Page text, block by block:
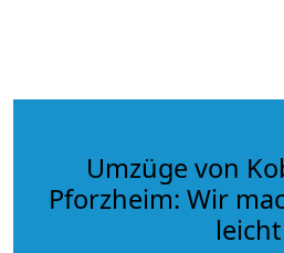
Umzüge von
Pforzheim: Wir
leicht